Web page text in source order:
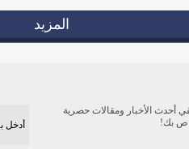
المزيد
أحدث الأخبار ومقالات حصرية
بك!